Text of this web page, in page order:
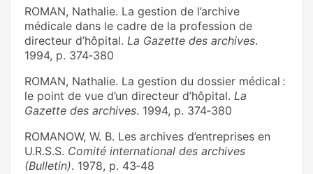
ROMAN, Nathalie. La gestion de l’archive
médicale dans le cadre de la profession de
directeur d’hôpital. La Gazette des archives.
1994, p. 374‑380
ROMAN, Nathalie. La gestion du dossier médical :
le point de vue d’un directeur d’hôpital. La
Gazette des archives. 1994, p. 374‑380
ROMANOW, W. B. Les archives d’entreprises en
U.R.S.S. Comité international des archives
(Bulletin). 1978, p. 43‑48